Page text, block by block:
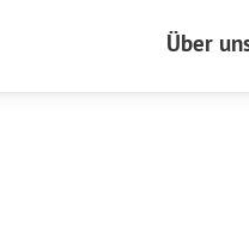
Über